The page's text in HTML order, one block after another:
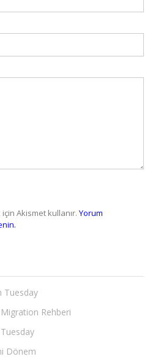
Akismet kullanır. Yorum
Tuesday
Rehberi
Dönem